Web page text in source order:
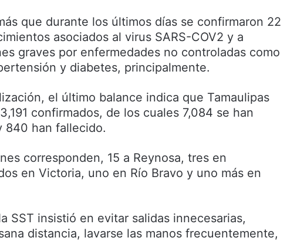
que durante los últimos días se confirmaron 22
asociados al virus SARS-COV2 y a
graves por enfermedades no controladas como
y diabetes, principalmente.
el último balance indica que Tamaulipas
confirmados, de los cuales 7,084 se han
840 han fallecido.
corresponden, 15 a Reynosa, tres en
en Victoria, uno en Río Bravo y uno más en
SST insistió en evitar salidas innecesarias,
distancia, lavarse las manos frecuentemente,